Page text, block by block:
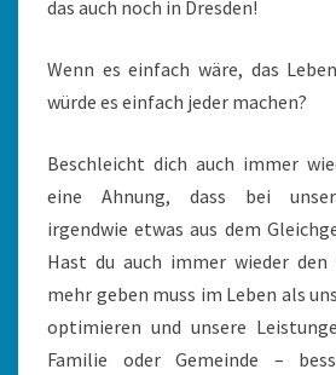
das auch noch in Dresden!
Wenn es einfach wäre, das
würde es einfach jeder machen?
Beschleicht dich auch immer
eine Ahnung, dass bei
irgendwie etwas aus dem
Hast du auch immer wieder den
mehr geben muss im Leben als
optimieren und unsere
Familie oder Gemeinde –